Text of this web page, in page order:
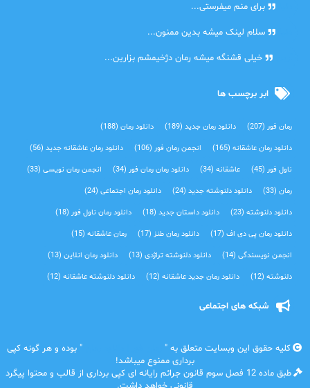
برای منم میفرستی...
سلام لینک میشه بدین ممنون...
خیلی قشنگه میشه رمان دژخیمشم بزارین...
ابر برچسب ها
رمان فور(207) دانلود رمان جدید(189) دانلود رمان(188)
دانلود رمان عاشقانه(165) انجمن رمان فور(106) دانلود رمان عاشقانه جدید(56)
ناول فور(45) عاشقانه(34) دانلود رمان رمان فور(34) انجمن رمان نویسی(33)
رمان(33) دانلود دلنوشته جدید(24) دانلود رمان اجتماعی‌(24)
دانلود دلنوشته(23) دانلود داستان جدید(18) دانلود رمان ناول فور(18)
دانلود رمان پی دی اف(17) دانلود رمان طنز(17) رمان عاشقانه(15)
انجمن نویسندگی(14) دانلود دلنوشته تراژدی‌(13) دانلود رمان انلاین(13)
دلنوشته(12) دانلود رمان جدید عاشقانه(12) دانلود دلنوشته عاشقانه(12)
شبکه های اجتماعی
کلیه حقوق این وبسایت متعلق به "
" بوده و هر گونه کپی
برداری ممنوع میباشد!
طبق ماده 12 فصل سوم قانون جرائم رایانه ای کپی برداری از قالب و محتوا پیگرد